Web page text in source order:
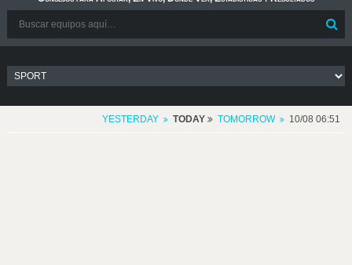
YESTERDAY TODAY TOMORROW 10/08 06:51